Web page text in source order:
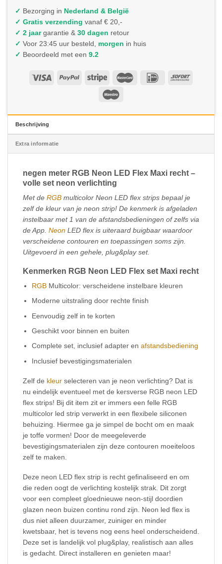
✓ Bezorging in Nederland & België
✓ Gratis verzending vanaf € 20,-
✓ 2 jaargarantie & 30 dagen retour
✓ Voor 23:45 uur besteld, morgen in huis
✓ Beoordeeld met een 9.2
Beschrijving
Extra informatie
negen meter RGB Neon LED Flex Maxi recht –
volle set neon verlichting
Met de RGB multicolor Neon LED flex strips bepaal je
zelf de kleur van je neon strip! De kenmerk is afgeladen
instelbaar met 1 van de afstandsbedieningen of zelfs via
de App. Neon LED flex is uiteraard buigbaar waardoor
verscheidene contouren en toepassingen soms zijn.
Uitgevoerd in een gehele, plug&play set.
Kenmerken RGB Neon LED Flex set Maxi recht
RGB Multicolor: verscheidene instelbare kleuren
Moderne uitstraling door rechte finish
Eenvoudig zelf in te korten
Geschikt voor binnen en buiten
Complete set, inclusief adapter enafstandsbediening
Inclusief bevestigingsmaterialen
Zelf de kleur selecteren van je neon verlichting? Dat is
nu eindelijk eventueel met de kersverse RGB neon LED
flex strips! Bij dit item zit er immers een felle RGB
multicolor led strip verwerkt in een flexibele siliconen
behuizing. Hiermee ga je simpel de bocht om en maak
je toffe vormen! Door de meegeleverde
bevestigingsmaterialen zijn deze contouren moeiteloos
zelf te maken.
Deze neon LED flex strip is recht gefinaliseerd en om
die reden oogt de verlichting kostelijk strak. Dit zorgt
voor een compleet gloednieuwe neon-stijl doordien
glazen neon buizen continu rond zijn. Neon led flex is
dus niet alleen duurzamer, zuiniger en minder
kwetsbaar, het is tevens nog eens heel onderscheidend.
Deze set is landelijk vol plug&play, realistisch aan alles
is gedacht. Direct installeren en genieten maar!